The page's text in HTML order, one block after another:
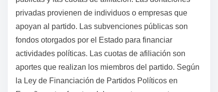
privadas provienen de individuos o empresas que
apoyan al partido. Las subvenciones públicas son
fondos otorgados por el Estado para financiar
actividades políticas. Las cuotas de afiliación son
aportes que realizan los miembros del partido. Según
la Ley de Financiación de Partidos Políticos en